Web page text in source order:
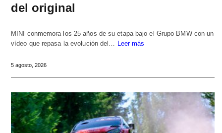
del original
MINI conmemora los 25 años de su etapa bajo el Grupo BMW con un
vídeo que repasa la evolución del… Leer más
5 agosto, 2026